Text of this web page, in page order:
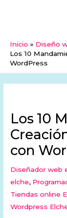
Inicio
Diseño
Los 10
WordPress
Los 10
con
Diseñador web
elche,
Tiendas online
Wordpress